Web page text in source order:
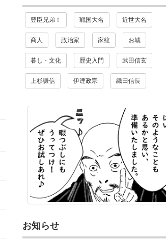
豊臣兄弟！ 戦国大名 近世大名
商人 政治家 家紋 お城
暮し・文化 歴史入門 武田信玄
上杉謙信 伊達政宗 織田信長
お知らせ